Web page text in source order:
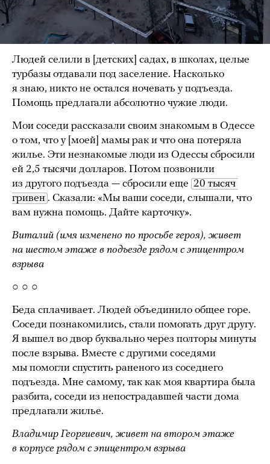
Людей селили в [детских] садах, в школах, целые
турбазы отдавали под заселение. Насколько
я знаю, никто не остался ночевать у подъезда.
Помощь предлагали абсолютно чужие люди.
Мои соседи рассказали своим знакомым в Одессе
о том, что у [моей] мамы рак и что она потеряла
жилье. Эти незнакомые люди из Одессы сбросили
ей 2,5 тысячи долларов. Потом позвонили
из другого подъезда — сбросили еще 20 тысяч
гривен . Сказали: «Мы ваши соседи, слышали, что
вам нужна помощь. Дайте карточку».
Виталий (имя изменено по просьбе героя), живет
на шестом этаже в подъезде рядом с эпицентром
взрыва
○ ○ ○
Беда сплачивает. Людей объединило общее горе.
Соседи познакомились, стали помогать друг другу.
Я вышел во двор буквально через полторы минуты
после взрыва. Вместе с другими соседями
мы помогли спустить раненого из соседнего
подъезда. Мне самому, так как моя квартира была
разбита, соседи из непострадавшей части дома
предлагали жилье.
Владимир Георгиевич, живет на втором этаже
в корпусе рядом с эпицентром взрыва